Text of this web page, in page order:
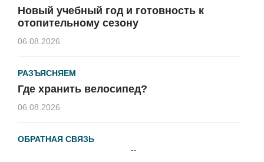
Новый учебный год и готовность к
отопительному сезону
06.08.2026
РАЗЪЯСНЯЕМ
Где хранить велосипед?
06.08.2026
ОБРАТНАЯ СВЯЗЬ
Администрация онлайн